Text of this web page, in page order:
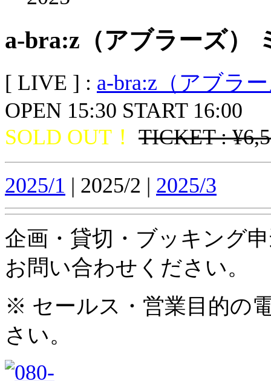
a-bra:z（アブラーズ）
[ LIVE ] : a-bra:z（アブラ
OPEN 15:30 START 16:00
SOLD OUT！ TICKET :
2025/1 | 2025/2 | 2025/3
企画・貸切・ブッキング
お問い合わせください。
※ セールス・営業目的の
さい。